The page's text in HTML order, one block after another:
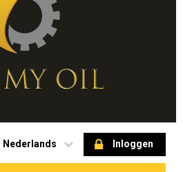
Inloggen
Nederlands